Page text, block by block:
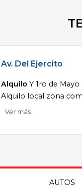
Av. Del Ejercito
Alquilo Y 1ro de Mayo
Alquilo local zona
Ver más
AUTOS